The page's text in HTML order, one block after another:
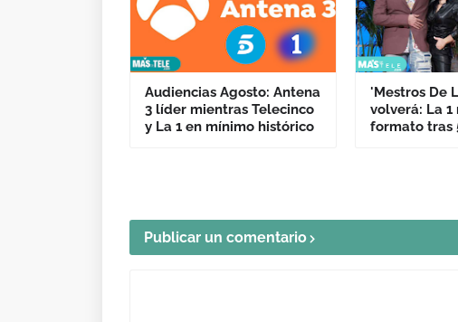
Audiencias Agosto: Antena
3 líder mientras Telecinco
y La 1 en mínimo histórico
'Mestros De
volverá: La
formato tras
Publicar un comentario